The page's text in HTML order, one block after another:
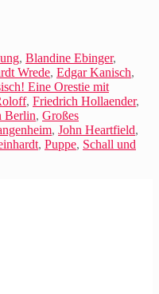
, Blandine Ebinger,
Wrede, Edgar Kanisch,
Eine Orestie mit
, Friedrich Hollaender,
Berlin, Großes
, John Heartfield,
, Puppe, Schall und